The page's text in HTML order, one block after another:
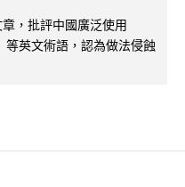
，批評中國廣泛使用
等英文術語，認為做法侵蝕